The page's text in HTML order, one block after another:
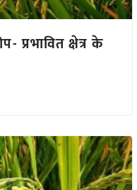
प्रभावित क्षेत्र के